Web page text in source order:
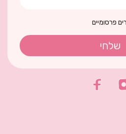
פרסומיים
שלחי